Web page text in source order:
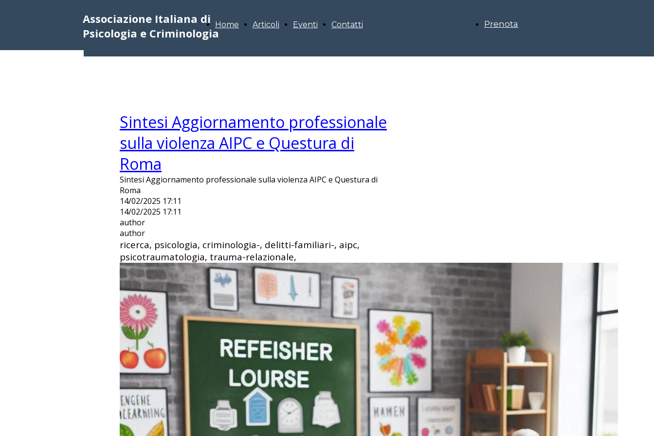
Associazione Italiana di
Psicologia e Criminologia
Prenota
Home Articoli Eventi Contatti
Sintesi Aggiornamento professionale
sulla violenza AIPC e Questura di
Roma
Sintesi Aggiornamento professionale sulla violenza AIPC e Questura di
Roma
14/02/2025 17:11
14/02/2025 17:11
author
author
ricerca, psicologia, criminologia-, delitti-familiari-, aipc,
psicotraumatologia, trauma-relazionale,